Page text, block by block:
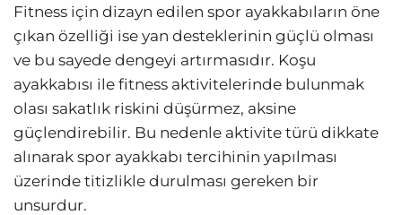
Fitness için dizayn edilen spor ayakkabıların öne
çıkan özelliği ise yan desteklerinin güçlü olması
ve bu sayede dengeyi artırmasıdır. Koşu
ayakkabısı ile fitness aktivitelerinde bulunmak
olası sakatlık riskini düşürmez, aksine
güçlendirebilir. Bu nedenle aktivite türü dikkate
alınarak spor ayakkabı tercihinin yapılması
üzerinde titizlikle durulması gereken bir
unsurdur.